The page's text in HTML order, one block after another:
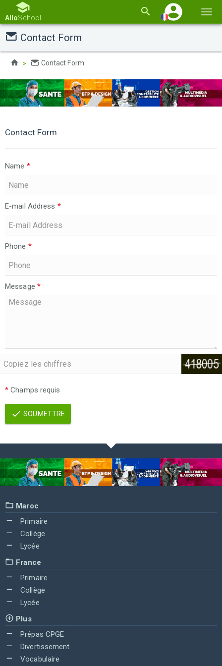
la
AlloSchool
Contact Form
Contact Form
Contact Form
Name *
E-mail Address *
Phone *
Message *
* Champs requis
SOUMETTRE
Maroc
Primaire
Collège
Lycée
France
Primaire
Collège
Lycée
Plus
Prépas CPGE
Divertissement
Vocabulaire